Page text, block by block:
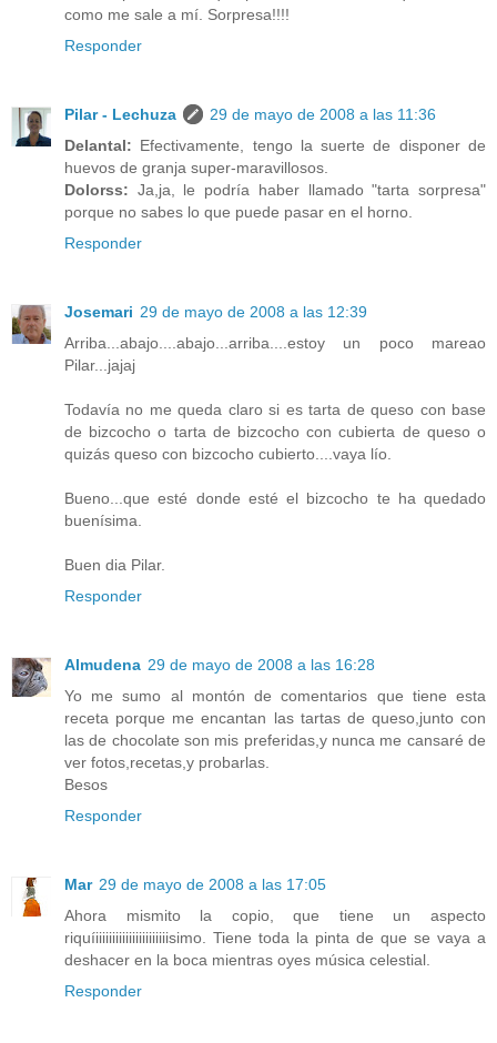
como me sale a mí. Sorpresa!!!!
Responder
Pilar - Lechuza
29 de mayo de 2008 a las 11:36
Delantal: Efectivamente, tengo la suerte de disponer de
huevos de granja super-maravillosos.
Dolorss: Ja,ja, le podría haber llamado "tarta sorpresa"
porque no sabes lo que puede pasar en el horno.
Responder
Josemari 29 de mayo de 2008 a las 12:39
Arriba...abajo....abajo...arriba....estoy un poco mareao
Pilar...jajaj
Todavía no me queda claro si es tarta de queso con base
de bizcocho o tarta de bizcocho con cubierta de queso o
quizás queso con bizcocho cubierto....vaya lío.
Bueno...que esté donde esté el bizcocho te ha quedado
buenísima.
Buen dia Pilar.
Responder
Almudena 29 de mayo de 2008 a las 16:28
Yo me sumo al montón de comentarios que tiene esta
receta porque me encantan las tartas de queso,junto con
las de chocolate son mis preferidas,y nunca me cansaré de
ver fotos,recetas,y probarlas.
Besos
Responder
Mar 29 de mayo de 2008 a las 17:05
Ahora mismito la copio, que tiene un aspecto
riquíiiiiiiiiiiiiiiiiiiiiiisimo. Tiene toda la pinta de que se vaya a
deshacer en la boca mientras oyes música celestial.
Responder